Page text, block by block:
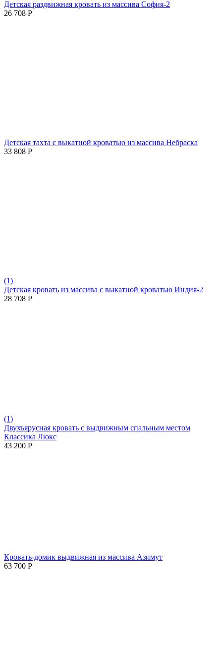
Детская раздвижная кровать из массива София-2
26 708 Р
Детская тахта с выкатной кроватью из массива Небраска
33 808 Р
(1)
Детская кровать из массива с выкатной кроватью Индия-2
28 708 Р
(1)
Двухъярусная кровать с выдвижным спальным местом
Классика Люкс
43 200 Р
Кровать-домик выдвижная из массива Азимут
63 700 Р